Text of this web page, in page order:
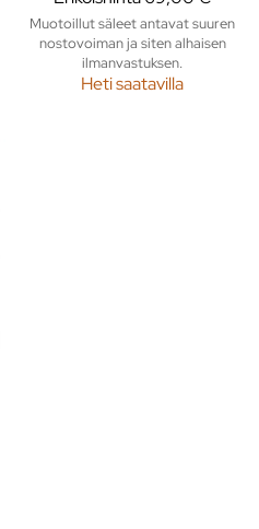
Muotoillut säleet antavat suuren
nostovoiman ja siten alhaisen
ilmanvastuksen.
Heti saatavilla